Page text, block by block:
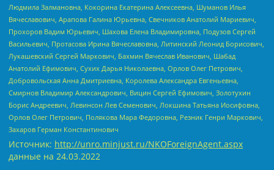
Людмила Залмановна, Кокорина Екатерина Алексеевна, Шуманов Илья
Вячеславович, Арапова Галина Юрьевна, Свечников Анатолий Мариевич,
Прохоров Вадим Юрьевич, Шахова Елена Владимировна, Подузов Сергей
Васильевич, Протасова Ирина Вячеславовна, Литинский Леонид Борисович,
Лукашевский Сергей Маркович, Бахмин Вячеслав Иванович, Шабад
Анатолий Ефимович, Сухих Дарья Николаевна, Орлов Олег Петрович,
Добровольская Анна Дмитриевна, Королева Александра Евгеньевна,
Смирнов Владимир Александрович, Вицин Сергей Ефимович, Золотухин
Борис Андреевич, Левинсон Лев Семенович, Локшина Татьяна Иосифовна,
Орлов Олег Петрович, Полякова Мара Федоровна, Резник Генри Маркович,
Захаров Герман Константинович
Источник: http://unro.minjust.ru/NKOForeignAgent.aspx
данные на 24.03.2022